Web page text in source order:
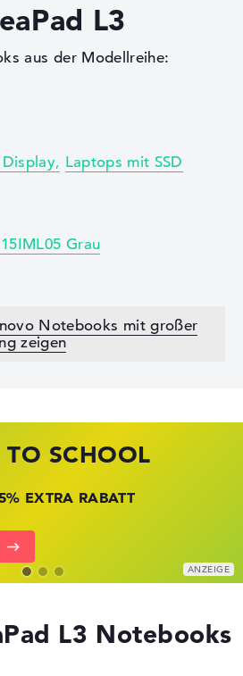
Deals
Merkzettel
L3
aus der Modellreihe:
Laptops mit SSD
Grau
Notebooks mit großer
zeigen
SCHOOL
EXTRA RABATT
DEALS
BEI HP
DEALS
JETZT
L3 Notebooks